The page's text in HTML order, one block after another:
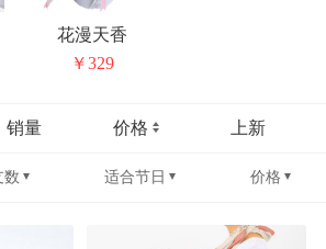
花漫天香
￥329
销量 价格 上新
数 适合节日 价格